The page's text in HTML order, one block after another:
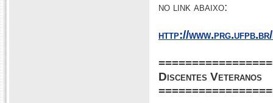
no link abaixo:
http://
Discentes Veteranos